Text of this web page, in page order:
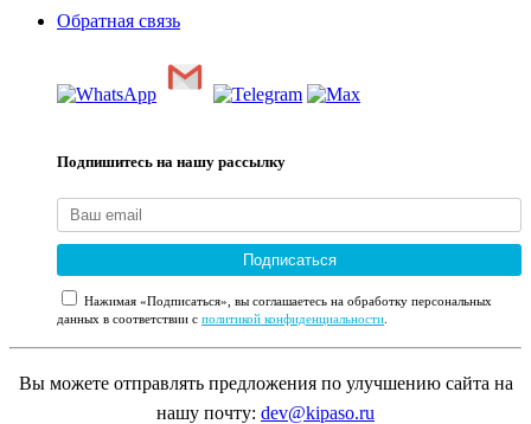
Обратная связь
Подпишитесь на нашу рассылку
Подписаться
Нажимая «Подписаться», вы соглашаетесь на обработку персональных
данных в соответствии с политикой конфиденциальности
Вы можете отправлять предложения по улучшению сайта на
нашу почту: dev@kipaso.ru